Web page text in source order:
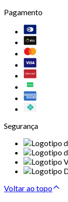
Pagamento
Segurança
Voltar ao topo